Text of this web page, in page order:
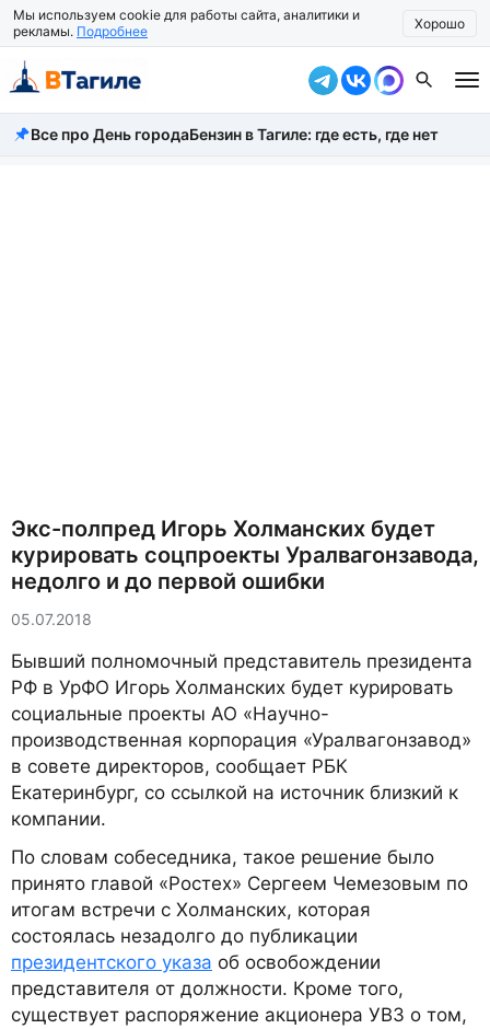
Мы используем cookie для работы сайта, аналитики и
рекламы. Подробнее Хорошо
Все новости
Все про День городаБензин в Тагиле: где есть, где нет
Экс-полпред Игорь Холманских будет
курировать соцпроекты Уралвагонзавода,
недолго и до первой ошибки
05.07.2018
Бывший полномочный представитель президента
РФ в УрФО Игорь Холманских будет курировать
социальные проекты АО «Научно-
производственная корпорация «Уралвагонзавод»
в совете директоров, сообщает РБК
Екатеринбург, со ссылкой на источник близкий к
компании.
По словам собеседника, такое решение было
принято главой «Ростех» Сергеем Чемезовым по
итогам встречи с Холманских, которая
состоялась незадолго до публикации
президентского указа об освобождении
представителя от должности. Кроме того,
существует распоряжение акционера УВЗ о том,